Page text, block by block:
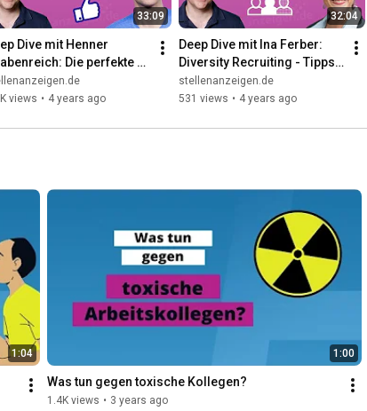
33:09
Dive mit Henner
Die perfekte
schreiben -
geht's!
views • 4 years ago
32:04
Deep Dive mit Ina Ferber:
Diversity Recruiting - Tipps
für mehr Diversität im
Recruitingprozess
stellenanzeigen.de
531 views • 4 years ago
1:04 1:00
Was tun gegen toxische Kollegen?
1.4K views • 3 years ago